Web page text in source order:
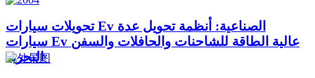
تحويلات سيارات Ev الصناعية: أنظمة تحويل عدة
سيارات Ev عالية الطاقة للشاحنات والحافلات والسفن
البحرية